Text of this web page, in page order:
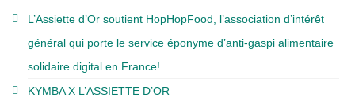
L’Assiette d’Or soutient HopHopFood, l’association d’intérêt
général qui porte le service éponyme d’anti-gaspi alimentaire
solidaire digital en France!
KYMBA X L’ASSIETTE D’OR